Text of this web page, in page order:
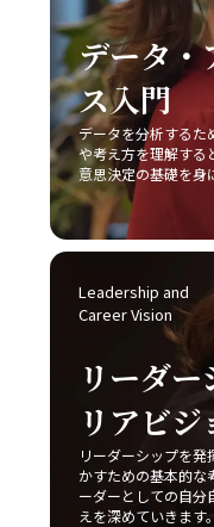
データ・
ス入門
データを分析するた
や考え方を理解する
意思決定の基礎を身
Leadership and
Career Vision
リーダ
リアビ
リーダーシップを
かすための基本的な
ーダーとしての自分
えを深めていきます。